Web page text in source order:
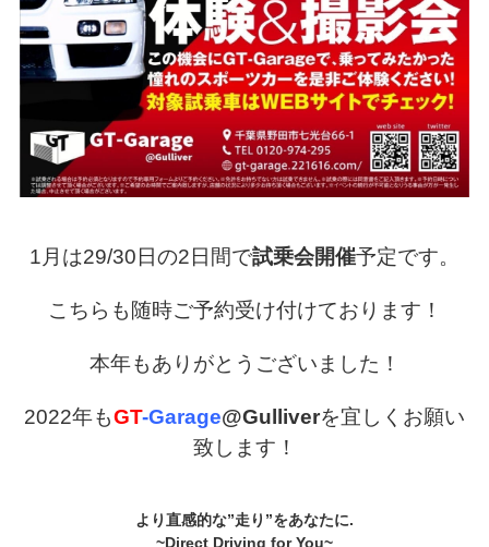
1月は29/30日の2日間で試乗会開催予定です。
こちらも随時ご予約受け付けております！
本年もありがとうございました！
2022年もGT-Garage@Gulliverを宜しくお願い
致します！
より直感的な”走り”をあなたに.
~Direct Driving for You~